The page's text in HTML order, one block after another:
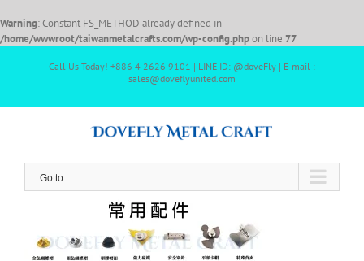
Warning: Constant FS_METHOD already defined in
/home/wwwroot/taiwanmetalcrafts.com/wp-config.phpon line 77
Call Us Today! +886 4 2626 9101 | LINE ID: @doveFly | E-mail :
sales@doveflyunited.com
Go to...